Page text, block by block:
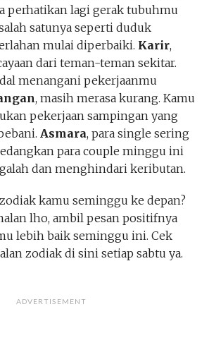
perhatikan lagi gerak tubuhmu
satunya seperti duduk
mulai diperbaiki. Karir,
dari teman-teman sekitar.
menangani pekerjaanmu
, masih merasa kurang. Kamu
pekerjaan sampingan yang
Asmara, para single sering
para couple minggu ini
dan menghindari keributan.
kamu seminggu ke depan?
lho, ambil pesan positifnya
lebih baik seminggu ini. Cek
zodiak di sini setiap sabtu ya.
ADVERTISEMENT